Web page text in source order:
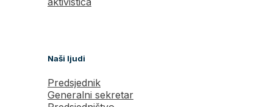
Naši ljudi
Predsjednik
Generalni sekretar